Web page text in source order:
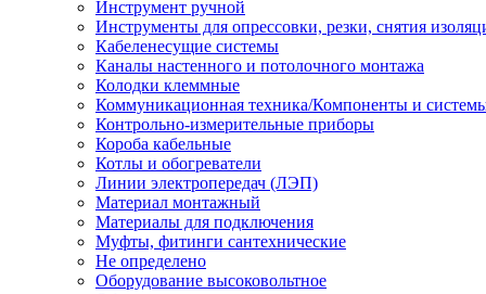
Инструмент ручной
Инструменты для опрессовки, резки, снятия
Кабеленесущие системы
Каналы настенного и потолочного монтажа
Колодки клеммные
Коммуникационная техника/Компоненты и
Контрольно-измерительные приборы
Короба кабельные
Котлы и обогреватели
Линии электропередач (ЛЭП)
Материал монтажный
Материалы для подключения
Муфты, фитинги сантехнические
Не определено
Оборудование высоковольтное